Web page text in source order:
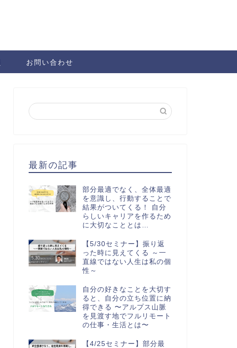
お問い合わせ
最新の記事
部分最適でなく、全体最適
を意識し、行動することで
結果がついてくる！ 自分
らしいキャリアを作るため
に大切なこととは…
【5/30セミナー】振り返
った時に見えてくる ～一
直線ではない人生は私の個
性～
自分の好きなことを大切す
ると、自分の立ち位置に納
得できる 〜アルプス山脈
を見渡す地でフルリモート
の仕事・生活とは〜
【4/25セミナー】部分最